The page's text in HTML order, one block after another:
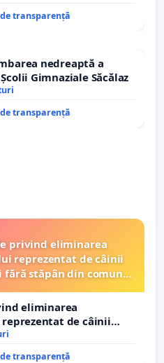
transparență
nedreaptă a
Gimnaziale Săcălaz
transparență
privind eliminarea
reprezentat de câinii
fără stăpân din comuna
eliminarea
de câinii
stăpân din comuna
transparență